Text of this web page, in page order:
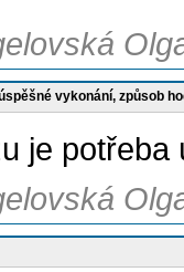
vykonání, způsob
je